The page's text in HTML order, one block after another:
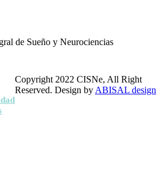
de Sueño y Neurociencias
Copyright 2022 CISNe, All Right
Reserved. Design by ABISAL design